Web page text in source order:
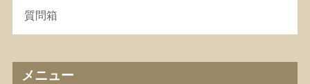
質問箱
メニュー